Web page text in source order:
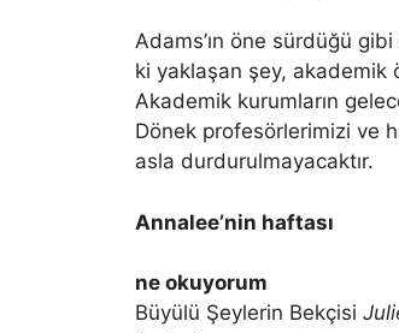
Adams’ın öne sürdüğü
ki yaklaşan şey, akademik
Akademik kurumların
Dönek profesörlerimizi ve
asla durdurulmayacaktır.
Annalee’nin haftası
ne okuyorum
Büyülü Şeylerin Bekçisi